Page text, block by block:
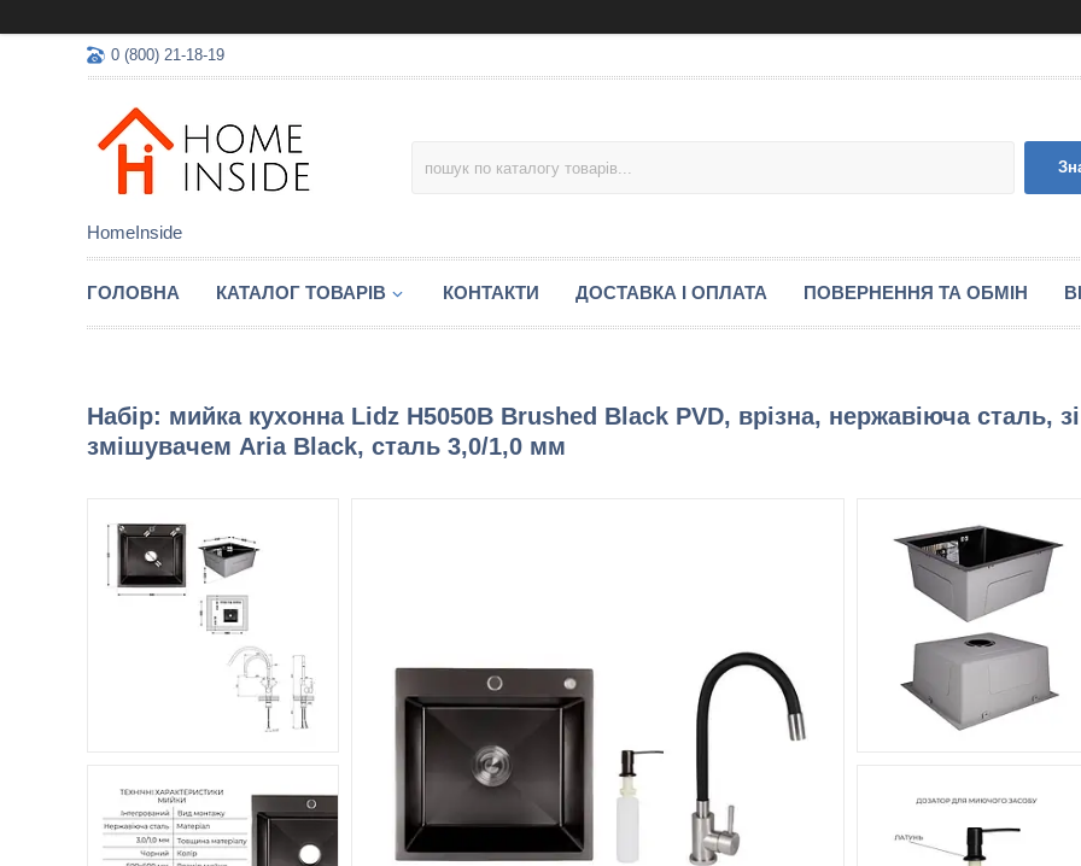
0 (800) 21-18-19
HomeInside
ГОЛОВНА КАТАЛОГ ТОВАРIВ КОНТАКТИ ДОСТАВКА І ОПЛАТА ПОВЕРНЕННЯ ТА ОБМІН
Набір: мийка кухонна Lidz H5050B Brushed Black PVD, врізна, нержавіюча сталь, зі
змішувачем Aria Black, сталь 3,0/1,0 мм